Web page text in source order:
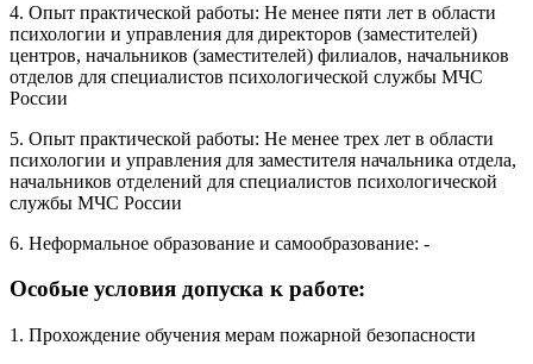
4. Опыт практической работы: Не менее пяти лет в области
психологии и управления для директоров (заместителей)
центров, начальников (заместителей) филиалов, начальников
отделов для специалистов психологической службы МЧС
России
5. Опыт практической работы: Не менее трех лет в области
психологии и управления для заместителя начальника отдела,
начальников отделений для специалистов психологической
службы МЧС России
6. Неформальное образование и самообразование: -
Особые условия допуска к работе:
1. Прохождение обучения мерам пожарной безопасности